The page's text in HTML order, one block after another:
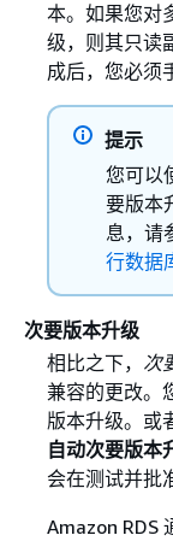
本。如果您对
级，则其只读
成后，您必须
提示
您可以
要版本
息，请
行数据
次要版本升级
相比之下， 次
兼容的更改。
版本升级。或
自动次要版本
会在测试并批
Amazon RDS